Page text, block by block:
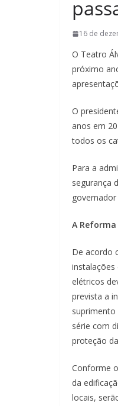
16 de
O Teatro
próximo
O
anos em
todos os
Para a
segurança
A Reforma
De acordo
instalações
elétricos
prevista a
suprimento
série com
proteção
Conforme
da
locais,